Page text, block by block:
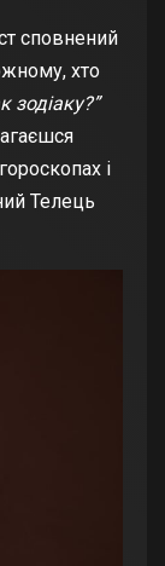
сповнений
хто
зодіаку?”
і
Телець